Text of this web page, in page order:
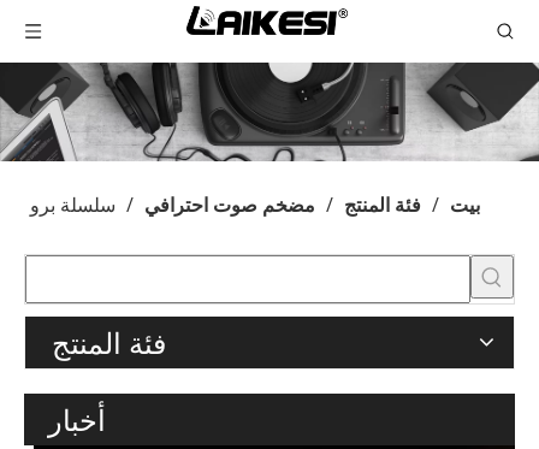
بيت / فئة المنتج / مضخم صوت احترافي / سلسلة برو
فئة المنتج
أخبار